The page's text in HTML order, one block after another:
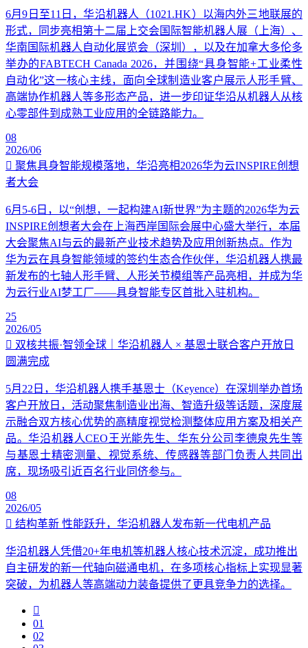
6月9日至11日，华沿机器人（1021.HK）以海内外三地联展的
形式，同步亮相第十二届上交会国际智能机器人展（上海）、
华南国际机器人自动化展览会（深圳），以及在加拿大多伦多
举办的FABTECH Canada 2026，并围绕“具身智能+工业柔性
自动化”这一核心主线，面向全球制造业客户展示人形手臂、
高端协作机器人等多形态产品，进一步印证华沿从机器人从核
心零部件到成熟工业应用的全链路能力。
08
2026/06
聚焦具身智能规模落地，华沿亮相2026华为云INSPIRE创想
者大会
6月5-6日，以“创想，一起构建AI新世界”为主题的2026华为云
INSPIRE创想者大会在上海西岸国际会展中心盛大举行，本届
大会聚焦AI与云的最新产业技术趋势及应用创新热点。作为
华为云在具身智能领域的签约生态合作伙伴，华沿机器人携最
新发布的七轴人形手臂、人形关节模组等产品亮相，并成为华
为云行业AI梦工厂——具身智能专区首批入驻机构。
25
2026/05
双核共振·智领全球｜华沿机器人 × 基恩士联合客户开放日
圆满完成
5月22日，华沿机器人携手基恩士（Keyence）在深圳举办首场
客户开放日，活动聚焦制造业出海、智造升级等话题，深度展
示融合双方核心优势的高精度视觉检测整体应用方案及相关产
品。华沿机器人CEO王光能先生、华东分公司李德泉先生等
与基恩士精密测量、视觉系统、传感器等部门负责人共同出
席，现场吸引近百名行业同侪参与。
08
2026/05
结构革新 性能跃升，华沿机器人发布新一代电机产品
华沿机器人凭借20+年电机等机器人核心技术沉淀，成功推出
自主研发的新一代轴向磁通电机，在多项核心指标上实现显著
突破，为机器人等高端动力装备提供了更具竞争力的选择。
01
02